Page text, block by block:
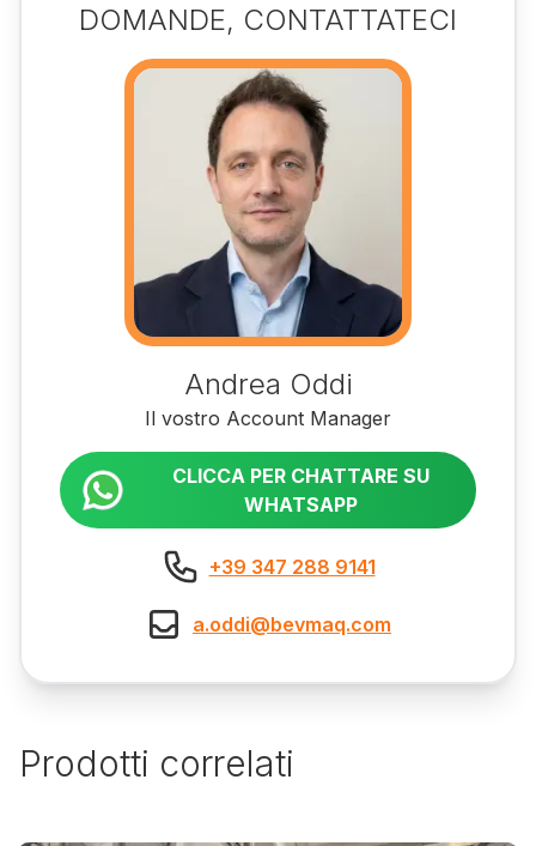
DOMANDE, CONTATTATECI
Andrea Oddi
Il vostro Account Manager
CLICCA PER CHATTARE SU
WHATSAPP
+39 347 288 9141
a.oddi@bevmaq.com
Prodotti correlati